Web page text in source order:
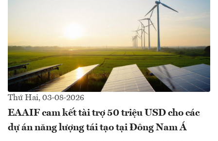
Thứ Hai, 03-08-2026
EAAIF cam kết tài trợ 50 triệu USD cho các
dự án năng lượng tái tạo tại Đông Nam Á